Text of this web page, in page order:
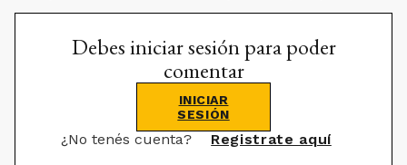
Debes iniciar sesión para poder
comentar
INICIAR
SESIÓN
¿No tenés cuenta? Registrate aquí